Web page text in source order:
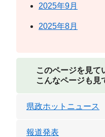
2025年9月
2025年8月
このページを見て
こんなページも見
県政ホットニュース
報道発表